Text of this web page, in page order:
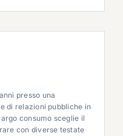
presso una
di relazioni pubbliche in
consumo sceglie il
con diverse testate